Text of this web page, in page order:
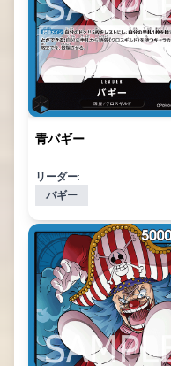
青バギー
リーダー:
バギー